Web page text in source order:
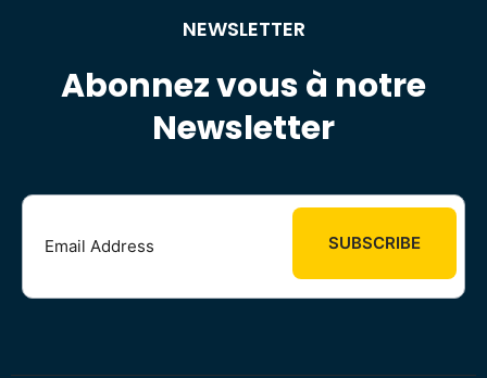
NEWSLETTER
Abonnez vous à notre
Newsletter